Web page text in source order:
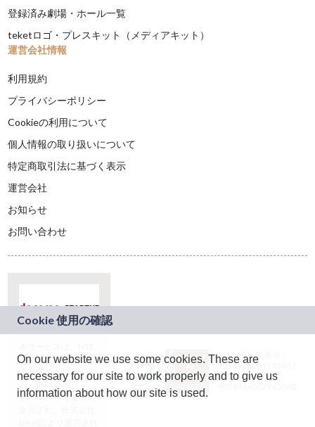
登録済み劇場・ホール一覧
teketロゴ・プレスキット（メディアキット）
運営会社情報
利用規約
プライバシーポリシー
Cookieの利用について
個人情報の取り扱いについて
特定商取引法に基づく表示
運営会社
お知らせ
お問い合わせ
ドコモグループの新
規事業創出プログラ
ム「docomo
STARTUP」を通じて
JASRAC許諾番号：
9024936001Y45037
JASRAC許諾番号：
On our website we use some cookies. These are
necessary for our site to work properly and to give us
information about how our site is used.